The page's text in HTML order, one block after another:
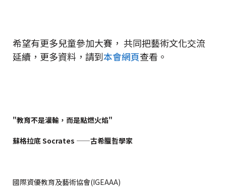
希望有更多兒童參加大賽， 共同把藝術文化交流
延續，更多資料，請到本會網頁查看。
"教育不是灌輸，而是點燃火焰"
蘇格拉底 Socrates ——古希臘哲學家
國際資優教育及藝術協會(IGEAAA)